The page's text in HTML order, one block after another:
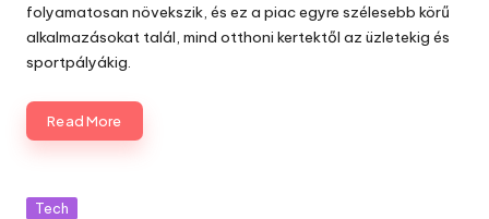
folyamatosan növekszik, és ez a piac egyre szélesebb körű
alkalmazásokat talál, mind otthoni kertektől az üzletekig és
sportpályákig.
Read More
Posted
Tech